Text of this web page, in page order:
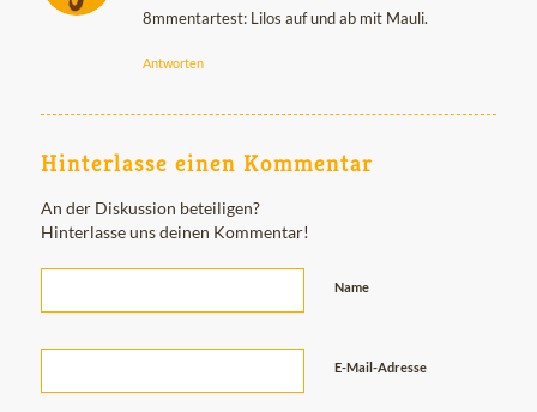
8mmentartest: Lilos auf und ab mit Mauli.
Antworten
Hinterlasse einen Kommentar
An der Diskussion beteiligen?
Hinterlasse uns deinen Kommentar!
Name
E-Mail-Adresse